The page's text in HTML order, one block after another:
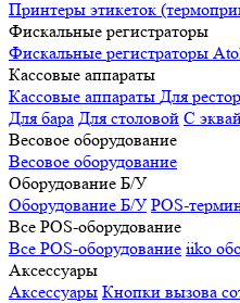
Принтеры этикеток
Фискальные регистраторы
Фискальные регистраторы
Кассовые аппараты
Кассовые аппараты Для
Для бара Для столовой С
Весовое оборудование
Весовое оборудование
Оборудование Б/У
Оборудование Б/У POS-
Все POS-оборудование
Все POS-оборудование iiko
Аксессуары
Аксессуары Кнопки вызова